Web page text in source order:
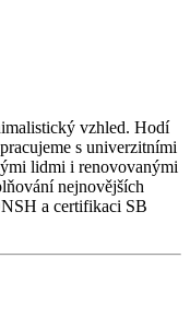
vzhled. Hodí
s univerzitními
lidmi i renovovanými
nejnovějších
a certifikaci SB